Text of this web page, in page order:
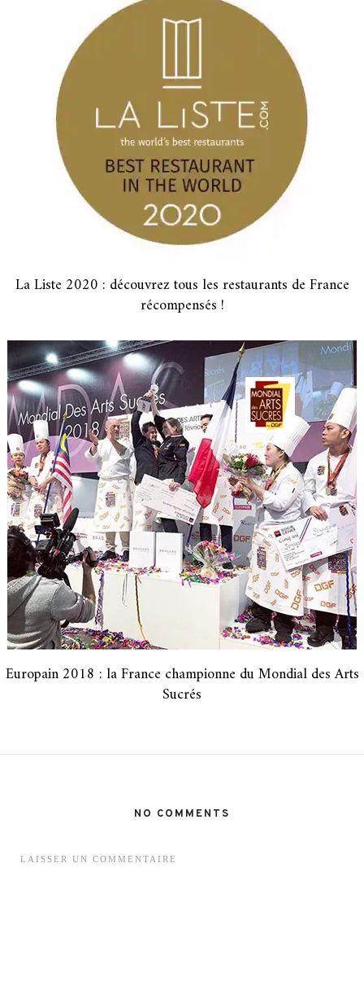
La Liste 2020 : découvrez tous les restaurants de France
récompensés !
Europain 2018 : la France championne du Mondial des Arts
Sucrés
NO COMMENTS
LAISSER UN COMMENTAIRE